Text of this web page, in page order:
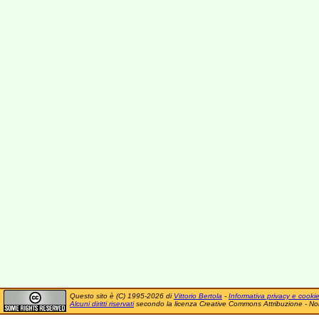
Questo sito è (C) 1995-2026 di Vittorio Bertola - Informativa privacy e cookie
Alcuni diritti riservatisecondo la licenza Creative Commons Attribuzione -